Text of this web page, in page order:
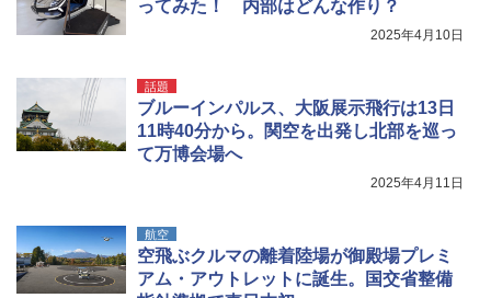
ってみた！ 内部はどんな作り？
2025年4月10日
話題
ブルーインパルス、大阪展示飛行は13日
11時40分から。関空を出発し北部を巡っ
て万博会場へ
2025年4月11日
航空
空飛ぶクルマの離着陸場が御殿場プレミ
アム・アウトレットに誕生。国交省整備